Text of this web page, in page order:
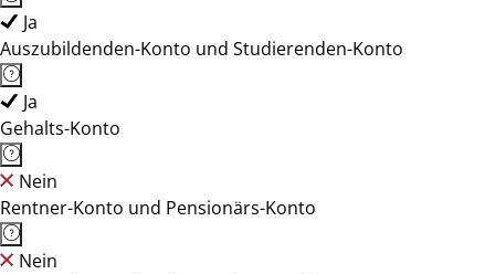
Ja
Auszubildenden-Konto und Studierenden-Konto
Ja
Gehalts-Konto
Nein
Rentner-Konto und Pensionärs-Konto
Nein